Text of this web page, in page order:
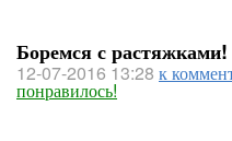
Боремся с растяжками!
12-07-2016 13:28 к
понравилось!